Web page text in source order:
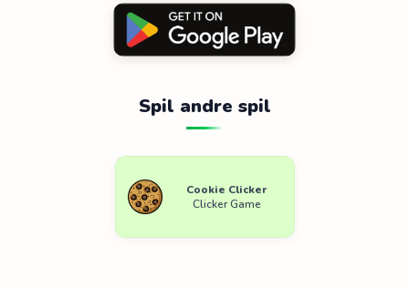
Spil andre spil
Cookie Clicker
Clicker Game